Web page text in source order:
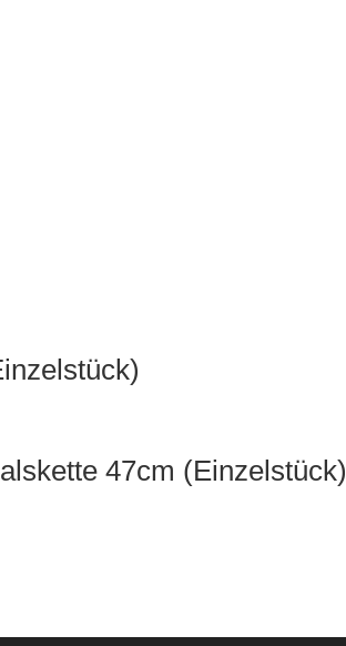
47cm (Einzelstück)